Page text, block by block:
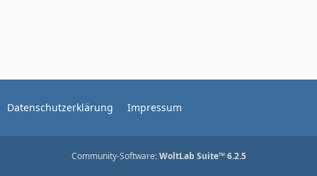
Datenschutzerklärung Impressum
Community-Software:WoltLab Suite™ 6.2.5